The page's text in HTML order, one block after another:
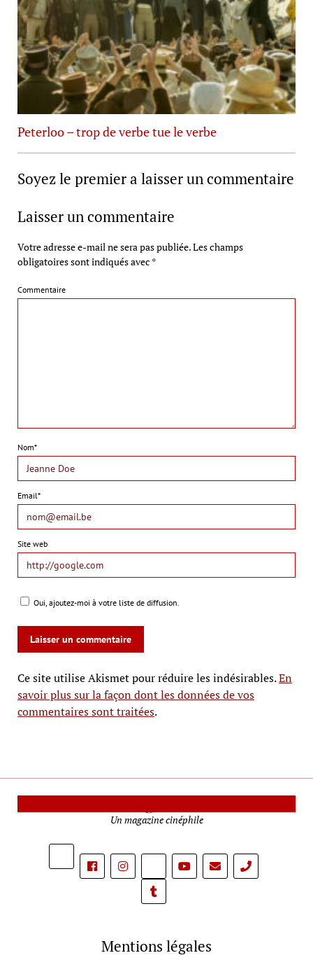
Peterloo – trop de verbe tue le verbe
Soyez le premier a laisser un commentaire
Laisser un commentaire
Votre adresse e-mail ne sera pas publiée.Les champs
obligatoires sont indiqués avec *
Commentaire
Nom*
Email*
Site web
Oui, ajoutez-moi à votre liste de diffusion.
Ce site utilise Akismet pour réduire les indésirables.En
savoir plus sur la façon dont les données de vos
commentaires sont traitées.
Un magazine cinéphile
phone
Mentions légales